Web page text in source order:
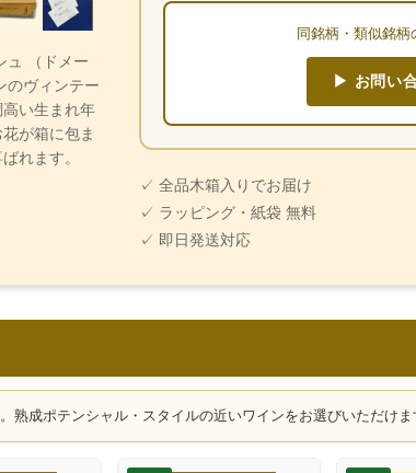
ュ （ドメー
のヴィンテー
い生まれ年
が箱に包ま
れます。
同銘柄・類似銘
▶ お問い
✓ 全品木箱入りでお届け
✓ ラッピング・紙袋 無料
✓ 即日発送対応
熟成ポテンシャル・スタイルの近いワインをお選びいただけま